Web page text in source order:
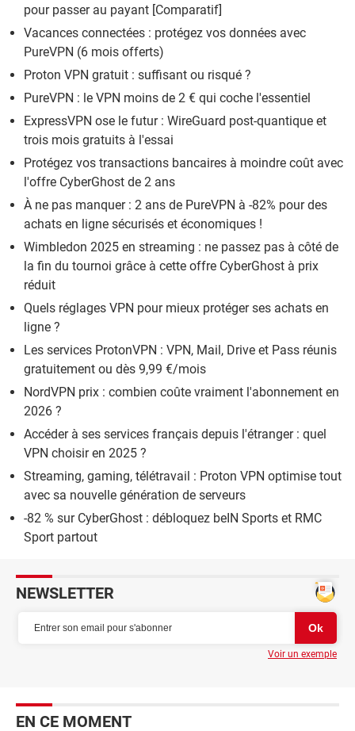
pour passer au payant [Comparatif]
Vacances connectées : protégez vos données avec
PureVPN (6 mois offerts)
Proton VPN gratuit : suffisant ou risqué ?
PureVPN : le VPN moins de 2 € qui coche l'essentiel
ExpressVPN ose le futur : WireGuard post-quantique et
trois mois gratuits à l'essai
Protégez vos transactions bancaires à moindre coût avec
l'offre CyberGhost de 2 ans
À ne pas manquer : 2 ans de PureVPN à -82% pour des
achats en ligne sécurisés et économiques !
Wimbledon 2025 en streaming : ne passez pas à côté de
la fin du tournoi grâce à cette offre CyberGhost à prix
réduit
Quels réglages VPN pour mieux protéger ses achats en
ligne ?
Les services ProtonVPN : VPN, Mail, Drive et Pass réunis
gratuitement ou dès 9,99 €/mois
NordVPN prix : combien coûte vraiment l'abonnement en
2026 ?
Accéder à ses services français depuis l'étranger : quel
VPN choisir en 2025 ?
Streaming, gaming, télétravail : Proton VPN optimise tout
avec sa nouvelle génération de serveurs
-82 % sur CyberGhost : débloquez beIN Sports et RMC
Sport partout
NEWSLETTER
Voir un exemple
EN CE MOMENT